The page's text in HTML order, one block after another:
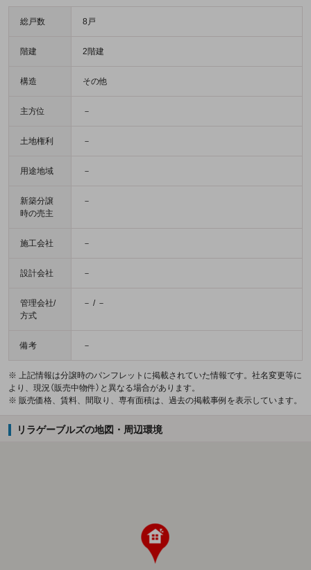
総戸数 8戸
階建 2階建
構造 その他
主方位 －
土地権利 －
用途地域 －
新築分譲
時の売主
－
施工会社 －
設計会社 －
管理会社/
方式
－ / －
備考 －
※ 上記情報は分譲時のパンフレットに掲載されていた情報です。社名変更等に
より、現況（販売中物件）と異なる場合があります。
※ 販売価格、賃料、間取り、専有面積は、過去の掲載事例を表示しています。
リラゲーブルズの地図・周辺環境